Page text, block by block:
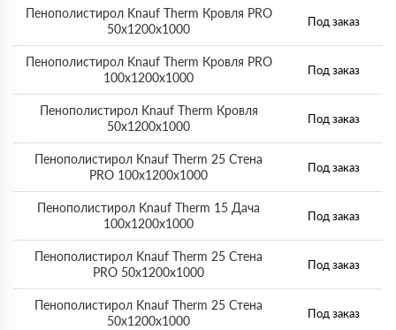
Пенополистирол Knauf Therm Кровля PRO
50х1200х1000
Под заказ
Пенополистирол Knauf Therm Кровля PRO
100х1200х1000
Под заказ
Пенополистирол Knauf Therm Кровля
50х1200х1000
Под заказ
Пенополистирол Knauf Therm 25 Стена
PRO 100х1200х1000
Под заказ
Пенополистирол Knauf Therm 15 Дача
100х1200х1000
Под заказ
Пенополистирол Knauf Therm 25 Стена
PRO 50х1200х1000
Под заказ
Пенополистирол Knauf Therm 25 Стена
50х1200х1000
Под заказ